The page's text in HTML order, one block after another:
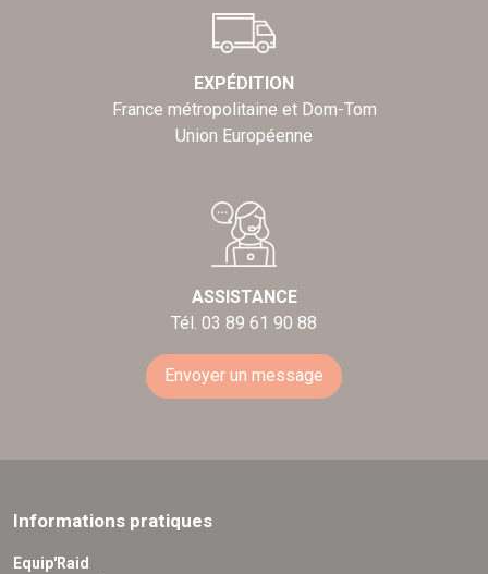
EXPÉDITION
France métropolitaine et Dom-Tom
Union Européenne
ASSISTANCE
Tél. 03 89 61 90 88
Envoyer un message
Informations pratiques
Equip'Raid